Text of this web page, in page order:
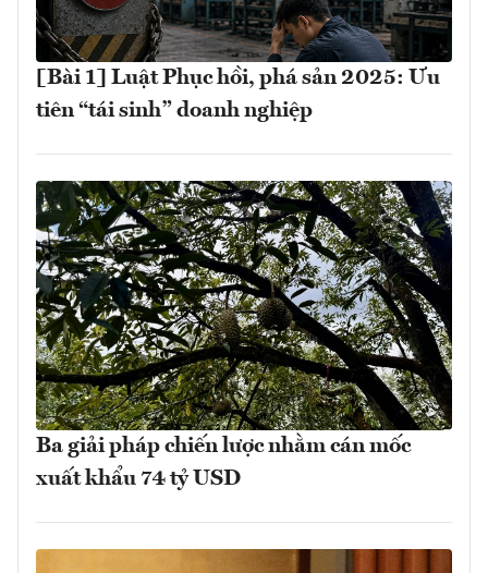
[Bài 1] Luật Phục hồi, phá sản 2025: Ưu
tiên “tái sinh” doanh nghiệp
Ba giải pháp chiến lược nhằm cán mốc
xuất khẩu 74 tỷ USD